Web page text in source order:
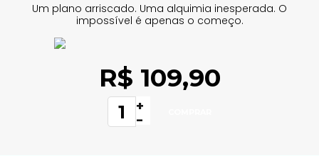
Um plano arriscado. Uma alquimia inesperada. O
impossível é apenas o começo.
R$ 109,90
+
-